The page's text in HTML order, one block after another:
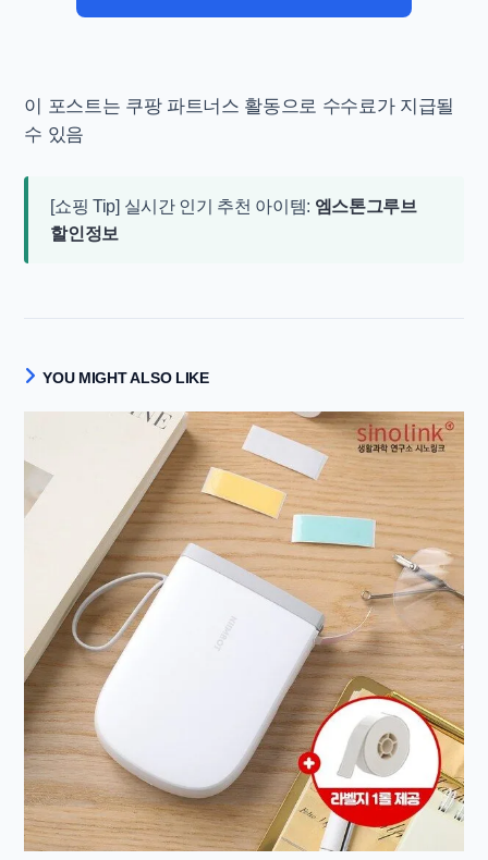
이 포스트는 쿠팡 파트너스 활동으로 수수료가 지급될
수 있음
[쇼핑 Tip] 실시간 인기 추천 아이템: 엠스톤그루브
할인정보
YOU MIGHT ALSO LIKE